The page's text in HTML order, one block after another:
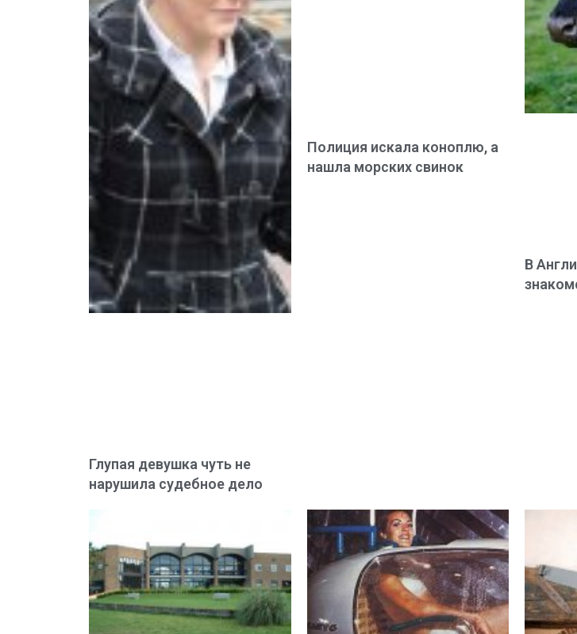
Глупая девушка чуть не
нарушила судебное дело
Полиция искала коноплю, а
нашла морских свинок
В